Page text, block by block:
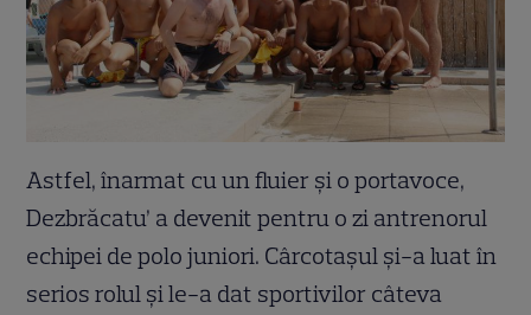
Astfel, înarmat cu un fluier și o portavoce,
Dezbrăcatu’ a devenit pentru o zi antrenorul
echipei de polo juniori. Cârcotașul și-a luat în
serios rolul și le-a dat sportivilor câteva